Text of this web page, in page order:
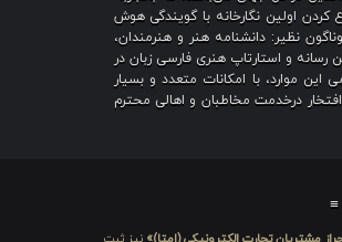
کردن اولین نگارخانه با گویندگی هوش
نظیر: دانشنامه هنر و هنرمندان،
رسانه و استارتاپ هنری فارسی زبان در
موارد، با امکانات متعدد و بسیار
درخدمت مخاطبان و اهالی محترم
≡